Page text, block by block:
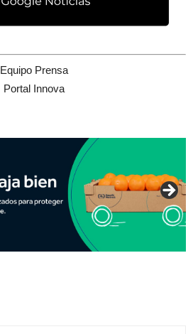
Equipo Prensa
Portal Innova